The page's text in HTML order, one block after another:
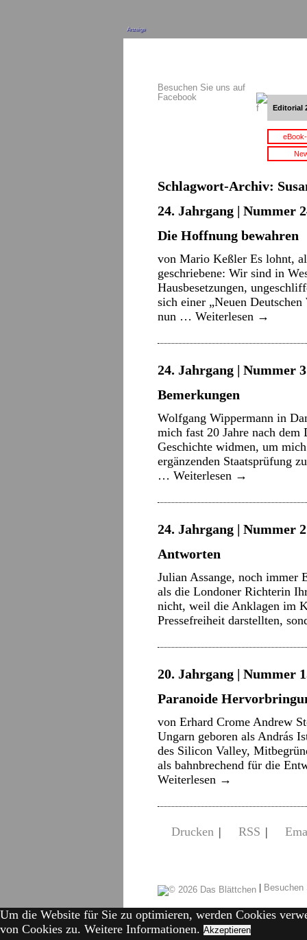
Anzeige
Besuchen Sie uns auf
Facebook
Editorial
Schlagwort-Archiv:
24. Jahrgang | Nummer
Die Hoffnung bewahren
von Mario Keßler Es lohnt,
geschriebene: Wir sind in
Hausbesetzungen,
sich einer „Neuen
nun … Weiterlesen →
24. Jahrgang | Nummer
Bemerkungen
Wolfgang Wippermann in
mich fast 20 Jahre nach
Geschichte widmen, um
ergänzenden Staatsprüfung
… Weiterlesen →
24. Jahrgang | Nummer
Antworten
Julian Assange, noch immer
als die Londoner Richterin
nicht, weil die Anklagen im
Pressefreiheit darstellten,
20. Jahrgang | Nummer
Paranoide
von Erhard Crome Andrew
Ungarn geboren als András
des Silicon Valley,
als bahnbrechend für die
Weiterlesen →
Drucken | RSS |
|
Um die Website für Sie zu optimieren, werden Cookies
von Cookies zu. Weitere Informationen. Akzeptieren